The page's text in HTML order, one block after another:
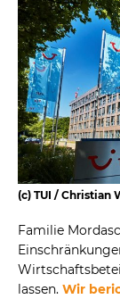
(c) TUI / Christian
Familie
lassen. Wir